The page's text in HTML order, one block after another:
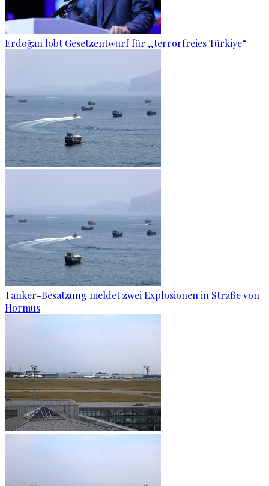
Erdoğan lobt Gesetzentwurf für „terrorfreies Türkiye“
Tanker-Besatzung meldet zwei Explosionen in Straße von
Hormus